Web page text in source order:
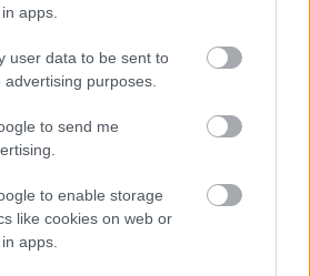
apps.
user data to be sent to
purposes.
to send me
to enable storage
like cookies on web or
apps.
Αναγνώριση και σεβασμός
οι σημαντικότερες νίκες του
Α.Ο. Θήρας